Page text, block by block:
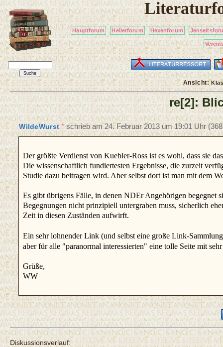
Hauptforum Heilerforum Hexenforum
Ansicht:
re[2]:
WildeWurst*schrieb am24. Februar 2013 um 19:01 Uhr
Der größte Verdienst von Kuebler-Ross ist es wohl, dass sie
Die wissenschaftlich fundiertesten Ergebnisse, die zurzeit
Studie dazu beitragen wird. Aber selbst dort ist man mit dem
Es gibt übrigens Fälle, in denen NDEr Angehörigen begegnet
Begegnungen nicht prinzipiell untergraben muss, sicherlich
Zeit in diesen Zuständen aufwirft.
Ein sehr lohnender Link (und selbst eine große Link-
aber für alle "paranormal interessierten" eine tolle Seite mit
Grüße,
WW
Diskussionsverlauf: